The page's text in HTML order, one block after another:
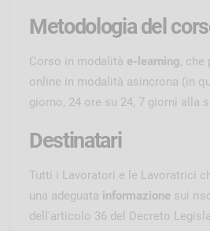
Metodologia del
Corso in modalità e-learning ,
online in modalità asincrona (in
giorno, 24 ore su 24, 7 giorni alla
Destinatari
Tutti i Lavoratori e le Lavoratrici
una adeguata informazione sui
dell'articolo 36 del Decreto